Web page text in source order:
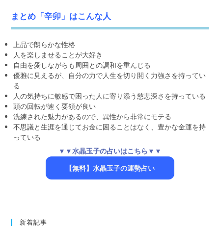
まとめ「辛卯」はこんな人
上品で朗らかな性格
人を楽しませることが大好き
自由を愛しながらも周囲との調和を重んじる
優雅に見えるが、自分の力で人生を切り開く力強さを持ってい
る
人の気持ちに敏感で困った人に寄り添う慈悲深さを持っている
頭の回転が速く要領が良い
洗練された魅力があるので、異性から非常にモテる
不思議と生涯を通じてお金に困ることはなく、豊かな金運を持
っている
▼▼水晶玉子の占いはこちら▼▼
【無料】水晶玉子の運勢占い
新着記事